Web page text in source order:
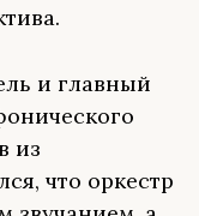
и главный
из
что оркестр